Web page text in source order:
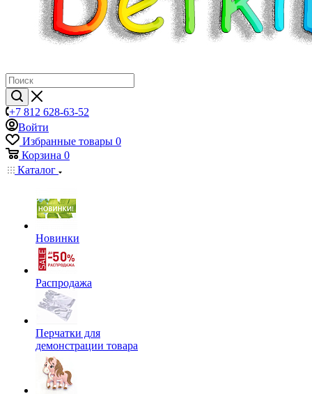
+7 812 628-63-52
Войти
Избранные товары 0
Корзина 0
Каталог
Новинки
Распродажа
Перчатки для
демонстрации товара